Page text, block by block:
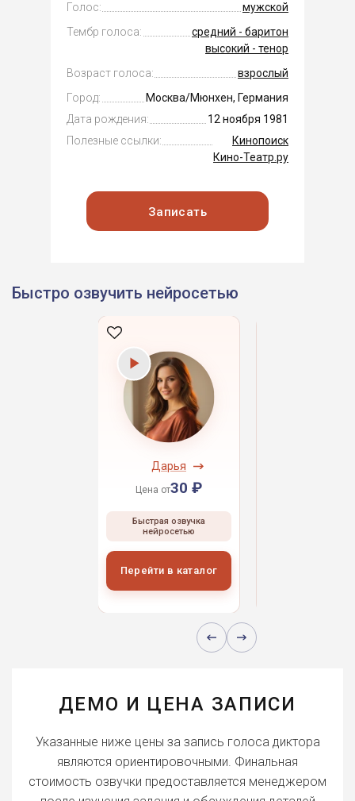
Голос:
мужской
Тембр голоса:
средний - баритон
высокий - тенор
Возраст голоса:
взрослый
Город:
Москва/Мюнхен, Германия
Дата рождения:
12 ноября 1981
Полезные ссылки:
Кинопоиск
Кино-Театр.ру
Записать
Быстро озвучить нейросетью
Дарья
Цена от30 ₽
Быстрая озвучка
нейросетью
Перейти в каталог
ДЕМО И ЦЕНА ЗАПИСИ
Указанные ниже цены за запись голоса диктора
являются ориентировочными. Финальная
стоимость озвучки предоставляется менеджером